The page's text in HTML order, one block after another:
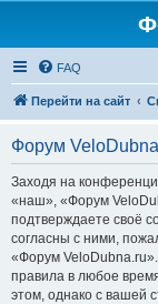
FAQ
Перейти на сайт
Форум
Заходя на
«наш», «Форум
подтверждаете своё
согласны с ними,
«Форум
правила в любое
этом, однако с вашей